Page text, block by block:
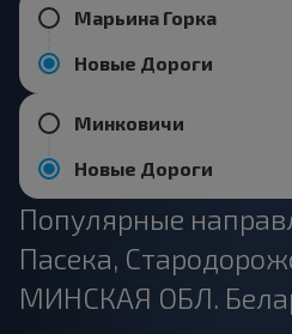
Марьина Горка
Новые Дороги
Минковичи
Новые Дороги
Популярные
Пасека,
МИНСКАЯ ОБЛ.